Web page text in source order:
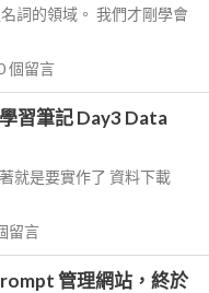
詞的領域。 我們才剛學會
個留言
習筆記 Day3 Data
就是要實作了 資料下載
留言
管理網站，終於